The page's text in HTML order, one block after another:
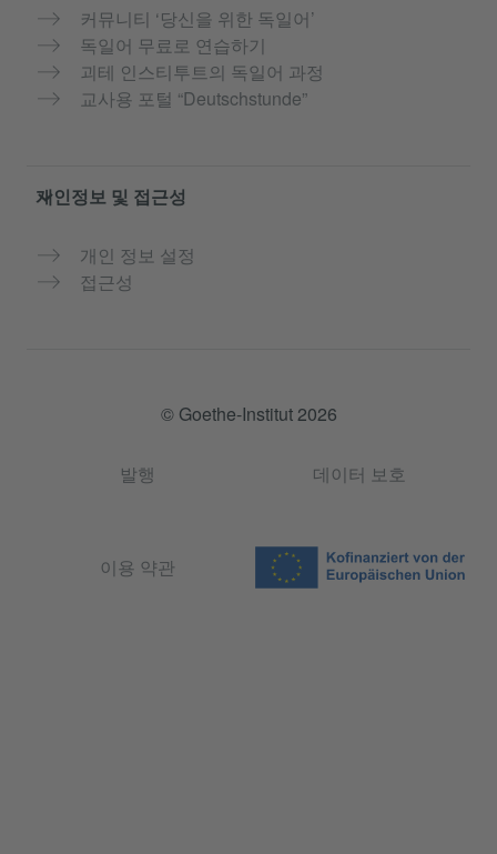
커뮤니티 ‘당신을 위한 독일어’
독일어 무료로 연습하기
괴테 인스티투트의 독일어 과정
교사용 포털 “Deutschstunde”
개인정보 및 접근성
개인 정보 설정
접근성
© Goethe-Institut 2026
발행 데이터 보호
이용 약관